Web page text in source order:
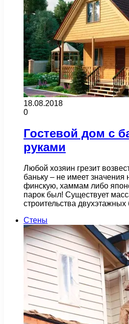
18.08.2018
0
Гостевой дом с
руками
Любой хозяин грезит
баньку – не имеет значения
финскую, хаммам либо
парок был! Существует
строительства
Стены